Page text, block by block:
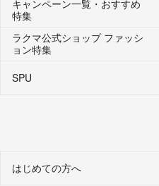
キャンペーン一覧・おすすめ
特集
ラクマ公式ショップ ファッシ
ョン特集
SPU
はじめての方へ